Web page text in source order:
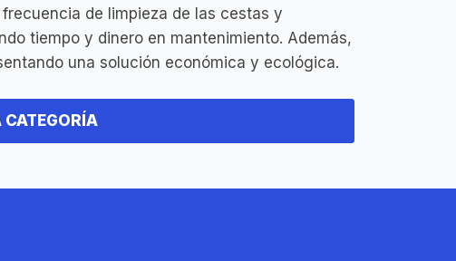
de limpieza de las cestas y
tiempo y dinero en mantenimiento. Además,
una solución económica y ecológica.
CATEGORÍA